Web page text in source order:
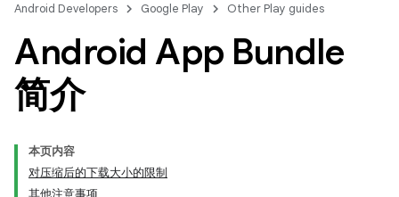
Android Developers Google Play Other Play guides
Android App Bundle
简介
本页内容
对压缩后的下载大小的限制
其他注意事项